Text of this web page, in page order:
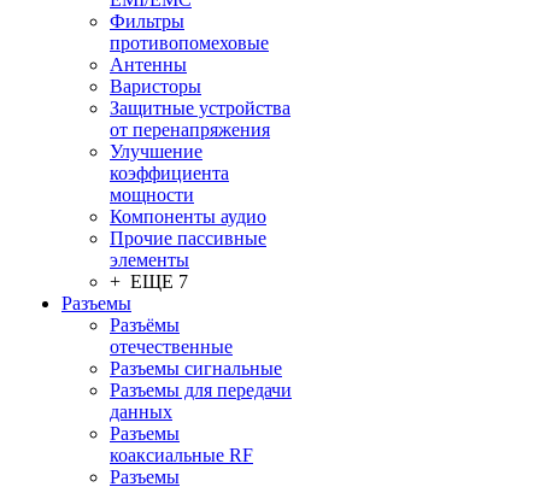
Фильтры
противопомеховые
Антенны
Варисторы
Защитные устройства
от перенапряжения
Улучшение
коэффициента
мощности
Компоненты аудио
Прочие пассивные
элементы
+ ЕЩЕ 7
Разъeмы
Разъёмы
отечественные
Разъeмы сигнальные
Разъeмы для передачи
данных
Разъeмы
коаксиальные RF
Разъeмы